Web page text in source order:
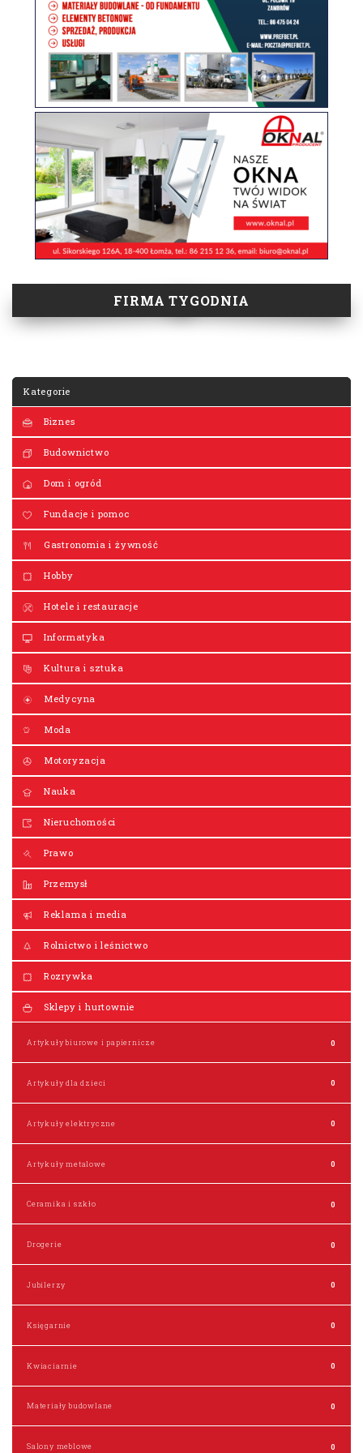
FIRMA TYGODNIA
Kategorie
Biznes
Budownictwo
Dom i ogród
Fundacje i pomoc
Gastronomia i żywność
Hobby
Hotele i restauracje
Informatyka
Kultura i sztuka
Medycyna
Moda
Motoryzacja
Nauka
Nieruchomości
Prawo
Przemysł
Reklama i media
Rolnictwo i leśnictwo
Rozrywka
Sklepy i hurtownie
Artykuły biurowe i papiernicze 0
Artykuły dla dzieci 0
Artykuły elektryczne 0
Artykuły metalowe 0
Ceramika i szkło 0
Drogerie 0
Jubilerzy 0
Księgarnie 0
Kwiaciarnie 0
Materiały budowlane 0
Salony meblowe 0